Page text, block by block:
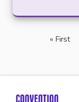
« First